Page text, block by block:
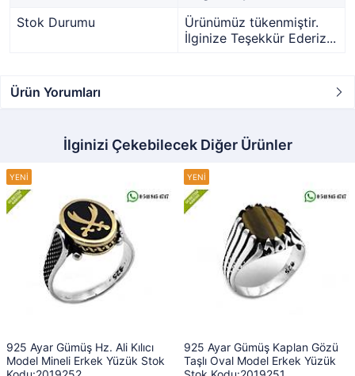
Stok Durumu
Ürünümüz tükenmiştir.
İlginize Teşekkür Ederiz...
Ürün Yorumları
İlginizi Çekebilecek Diğer Ürünler
925 Ayar Gümüş Hz. Ali Kılıcı
Model Mineli Erkek Yüzük Stok
925 Ayar Gümüş Kaplan Gözü
Taşlı Oval Model Erkek Yüzük